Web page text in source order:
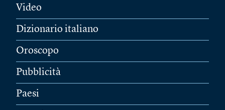
Video
Dizionario italiano
Oroscopo
Pubblicità
Paesi